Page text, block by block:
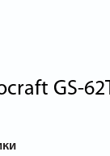
GS-